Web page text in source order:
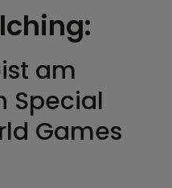
am
Special
Games